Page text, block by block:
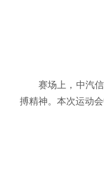
赛场上，中汽
搏精神。本次运动